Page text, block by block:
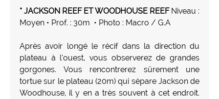
* JACKSON REEF ET WOODHOUSE REEFNiveau :
Moyen • Prof. : 30m • Photo : Macro / G.A
Après avoir longé le récif dans la direction du
plateau à l’ouest, vous observerez de grandes
gorgones. Vous rencontrerez sûrement une
tortue sur le plateau (20m) qui sépare Jackson de
Woodhouse, il y en a très souvent à cet endroit.